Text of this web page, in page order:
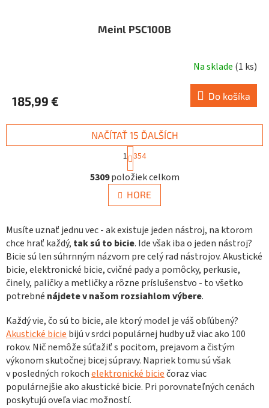
Meinl PSC100B
Na sklade (1 ks)
185,99 € Do košíka
O
v
l
á
a
c
i
e
p
r
v
y
v
ý
p
i
s
u
NAČÍTAŤ 15 ĎALŠÍCH
S
t
r
á
n
k
a
n
i
e
1 354
5309položiek celkom
HORE
Musíte uznať jednu vec - ak existuje jeden nástroj, na ktorom
chce hrať každý, tak sú to bicie. Ide však iba o jeden nástroj?
Bicie sú len súhrnným názvom pre celý rad nástrojov. Akustické
bicie, elektronické bicie, cvičné pady a pomôcky, perkusie,
činely, paličky a metličky a rôzne príslušenstvo - to všetko
potrebné nájdete v našom rozsiahlom výbere.
Každý vie, čo sú to bicie, ale ktorý model je váš obľúbený?
Akustické bicie bijú v srdci populárnej hudby už viac ako 100
rokov. Nič nemôže súťažiť s pocitom, prejavom a čistým
výkonom skutočnej bicej súpravy. Napriek tomu sú však
v posledných rokochelektronické biciečoraz viac
populárnejšie ako akustické bicie. Pri porovnateľných cenách
poskytujú oveľa viac možností.